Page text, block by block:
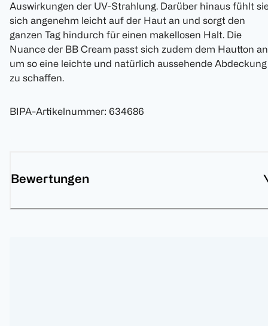
Auswirkungen der UV-Strahlung. Darüber hinaus fühlt
sich angenehm leicht auf der Haut an und sorgt den
ganzen Tag hindurch für einen makellosen Halt. Die
Nuance der BB Cream passt sich zudem dem Hautton
um so eine leichte und natürlich aussehende Abdeckung
zu schaffen.
BIPA-Artikelnummer: 634686
Bewertungen